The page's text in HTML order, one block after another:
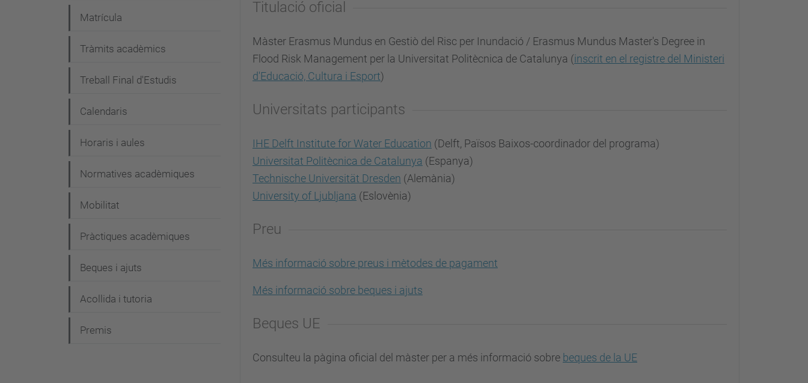
Titulació oficial
Màster Erasmus Mundus en Gestiò del Risc per Inundació / Erasmus Mundus Master's Degree in
Flood Risk Management per la Universitat Politècnica de Catalunya (inscrit en el registre del Ministeri
d'Educació, Cultura i Esport)
Universitats participants
IHE Delft Institute for Water Education (Delft, Països Baixos-coordinador del programa)
Universitat Politècnica de Catalunya (Espanya)
Technische Universität Dresden (Alemània)
University of Ljubljana (Eslovènia)
Preu
Més informació sobre preus i mètodes de pagament
Més informació sobre beques i ajuts
Beques UE
Consulteu la pàgina oficial del màster per a més informació sobre beques de la UE
Matrícula
Tràmits acadèmics
Treball Final d'Estudis
Calendaris
Horaris i aules
Normatives acadèmiques
Mobilitat
Pràctiques acadèmiques
Beques i ajuts
Acollida i tutoria
Premis